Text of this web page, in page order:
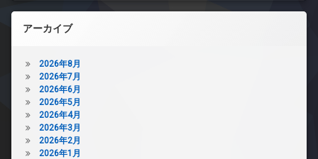
アーカイブ
2026年8月
2026年7月
2026年6月
2026年5月
2026年4月
2026年3月
2026年2月
2026年1月